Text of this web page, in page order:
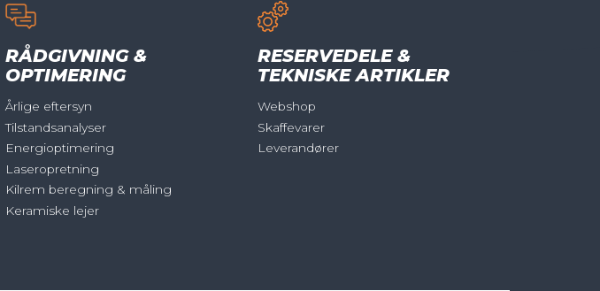
RÅDGIVNING &
OPTIMERING
Årlige eftersyn
Tilstandsanalyser
Energioptimering
Laseropretning
Kilrem beregning & måling
Keramiske lejer
RESERVEDELE &
TEKNISKE ARTIKLER
Webshop
Skaffevarer
Leverandører